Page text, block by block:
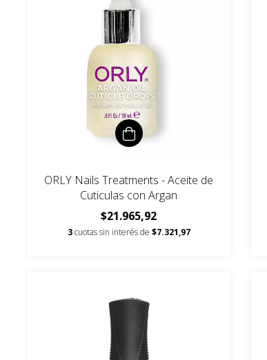
ORLY Nails Treatments - Aceite de
Cuticulas con Argan
$21.965,92
3cuotas sin interés de $7.321,97